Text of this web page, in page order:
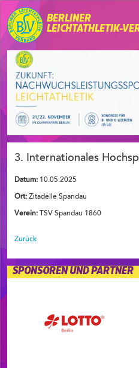
BERLINER
LEICHTATHLETIK-
3. Internationales
Datum: 10.05.2025
Ort: Zitadelle Spandau
Verein: TSV Spandau 1860
Zurück
SPONSOREN UND PARTNER